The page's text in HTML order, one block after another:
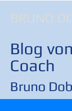
BRUNO
Blog
Coach
Bruno